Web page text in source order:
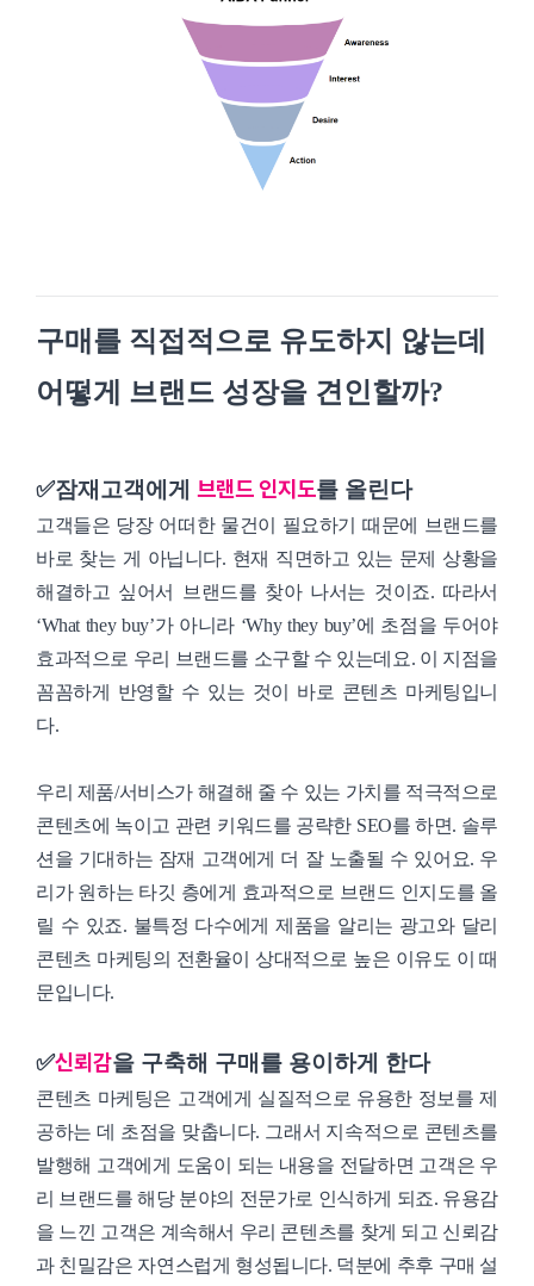
구매를 직접적으로 유도하지 않는데
어떻게 브랜드 성장을 견인할까?
✅잠재고객에게 브랜드 인지도를 올린다
고객들은 당장 어떠한 물건이 필요하기 때문에 브랜드를
바로 찾는 게 아닙니다. 현재 직면하고 있는 문제 상황을
해결하고 싶어서 브랜드를 찾아 나서는 것이죠. 따라서
‘What they buy’가 아니라 ‘Why they buy’에 초점을 두어야
효과적으로 우리 브랜드를 소구할 수 있는데요. 이 지점을
꼼꼼하게 반영할 수 있는 것이 바로 콘텐츠 마케팅입니
다.
우리 제품/서비스가 해결해 줄 수 있는 가치를 적극적으로
콘텐츠에 녹이고 관련 키워드를 공략한 SEO를 하면. 솔루
션을 기대하는 잠재 고객에게 더 잘 노출될 수 있어요. 우
리가 원하는 타깃 층에게 효과적으로 브랜드 인지도를 올
릴 수 있죠. 불특정 다수에게 제품을 알리는 광고와 달리
콘텐츠 마케팅의 전환율이 상대적으로 높은 이유도 이 때
문입니다.
✅신뢰감을 구축해 구매를 용이하게 한다
콘텐츠 마케팅은 고객에게 실질적으로 유용한 정보를 제
공하는 데 초점을 맞춥니다. 그래서 지속적으로 콘텐츠를
발행해 고객에게 도움이 되는 내용을 전달하면 고객은 우
리 브랜드를 해당 분야의 전문가로 인식하게 되죠. 유용감
을 느낀 고객은 계속해서 우리 콘텐츠를 찾게 되고 신뢰감
과 친밀감은 자연스럽게 형성됩니다. 덕분에 추후 구매 설